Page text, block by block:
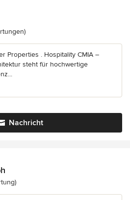
5 von 5 Sternen
Properties . Hospitality CMIA –
steht für hochwertige
Nachricht
5 von 5 Sternen